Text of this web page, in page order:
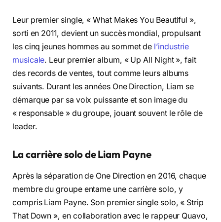
Leur premier single, « What Makes You Beautiful »,
sorti en 2011, devient un succès mondial, propulsant
les cinq jeunes hommes au sommet de l’industrie
musicale. Leur premier album, « Up All Night », fait
des records de ventes, tout comme leurs albums
suivants. Durant les années One Direction, Liam se
démarque par sa voix puissante et son image du
« responsable » du groupe, jouant souvent le rôle de
leader.
La carrière solo de Liam Payne
Après la séparation de One Direction en 2016, chaque
membre du groupe entame une carrière solo, y
compris Liam Payne. Son premier single solo, « Strip
That Down », en collaboration avec le rappeur Quavo,